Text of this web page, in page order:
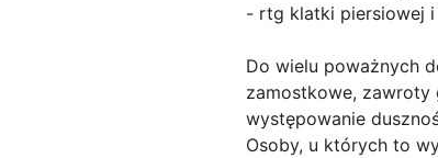
- rtg klatki piersiowej i
Do wielu poważnych
zamostkowe, zawroty
występowanie
Osoby, u których to